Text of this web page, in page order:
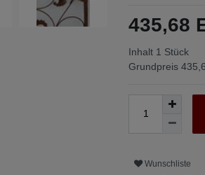
435,68
Inhalt 1 Stück
Grundpreis
Wunschliste